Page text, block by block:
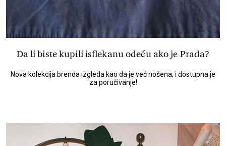
Da li biste kupili isflekanu odeću ako je Prada?
Nova kolekcija brenda izgleda kao da je već nošena, i dostupna je
za poručivanje!